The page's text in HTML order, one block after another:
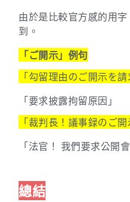
由於是比較官方感的用
到。
「ご開示」例句
「勾留理由のご開示を請
「要求披露拘留原因 」
「裁判長！議事録のご
「法官！ 我們要求公開
總結